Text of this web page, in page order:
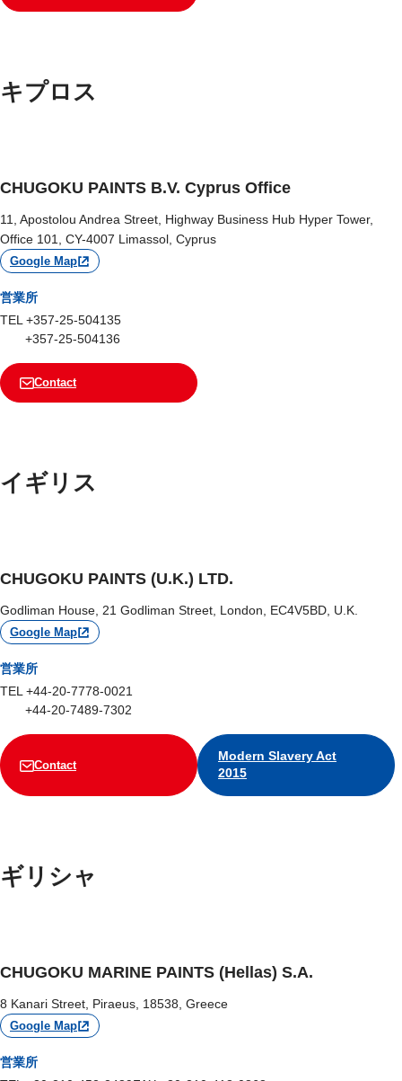
キプロス
CHUGOKU PAINTS B.V. Cyprus Office
11, Apostolou Andrea Street, Highway Business Hub Hyper Tower,
Office 101, CY-4007 Limassol, Cyprus
Google Map
営業所
TEL +357-25-504135
+357-25-504136
Contact
イギリス
CHUGOKU PAINTS (U.K.) LTD.
Godliman House, 21 Godliman Street, London, EC4V5BD, U.K.
Google Map
営業所
TEL +44-20-7778-0021
+44-20-7489-7302
Contact
Modern Slavery Act
2015
ギリシャ
CHUGOKU MARINE PAINTS (Hellas) S.A.
8 Kanari Street, Piraeus, 18538, Greece
Google Map
営業所